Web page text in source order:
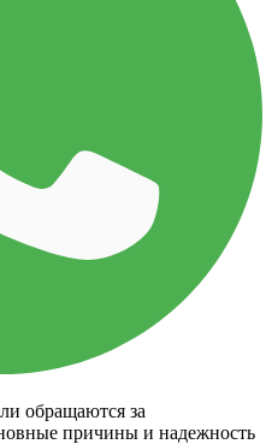
обращаются за
причины и надежность